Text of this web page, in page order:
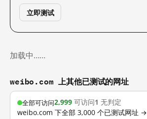
立即测试
加载中……
weibo.com 上其他已测试的网址
全部可访问2,999 可访问1 无判定
weibo.com 下全部 3,000 个已测试网址 →